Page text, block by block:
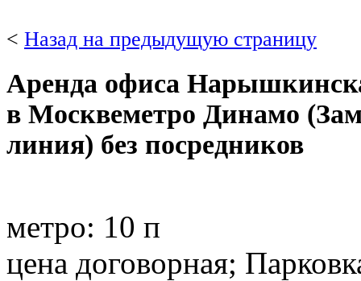
< Назад на предыдущую страницу
Аренда офиса
в Москвеметро Динамо
линия) без посредников
метро: 10 п
цена договорная;